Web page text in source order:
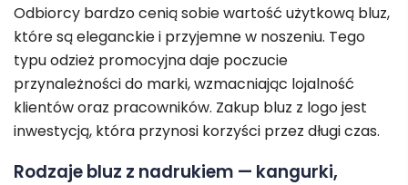
Odbiorcy bardzo cenią sobie wartość użytkową bluz,
które są eleganckie i przyjemne w noszeniu. Tego
typu odzież promocyjna daje poczucie
przynależności do marki, wzmacniając lojalność
klientów oraz pracowników. Zakup bluz z logo jest
inwestycją, która przynosi korzyści przez długi czas.
Rodzaje bluz z nadrukiem — kangurki,